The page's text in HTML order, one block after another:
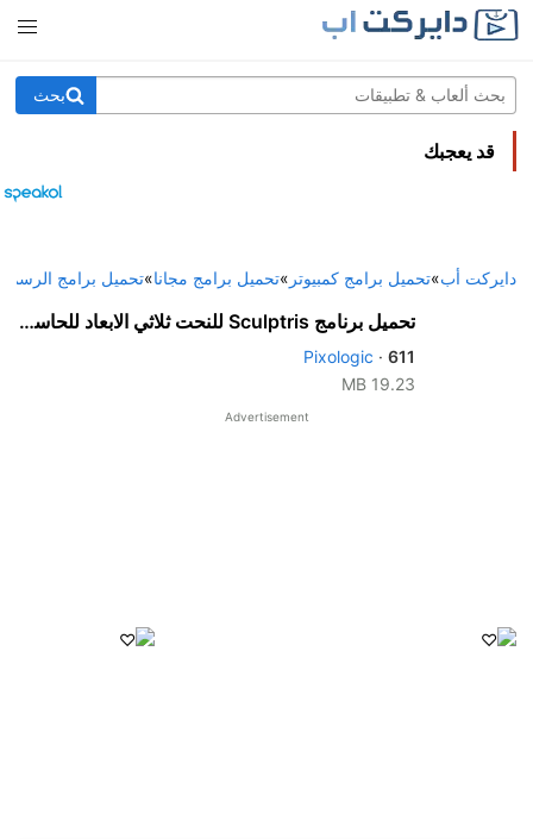
بحث
قد يعجبك
دايركت أب»تحميل برامج كمبيوتر »تحميل برامج مجانا»تحميل برامج الرسم
تحميل برنامج Sculptris للنحت ثلاثي الابعاد للحاسوب برابط مباشر
611
·
Pixologic
19.23 MB
Advertisement